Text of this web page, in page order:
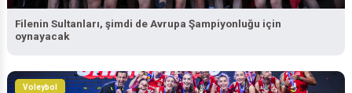
Filenin Sultanları, şimdi de Avrupa Şampiyonluğu için
oynayacak
Voleybol